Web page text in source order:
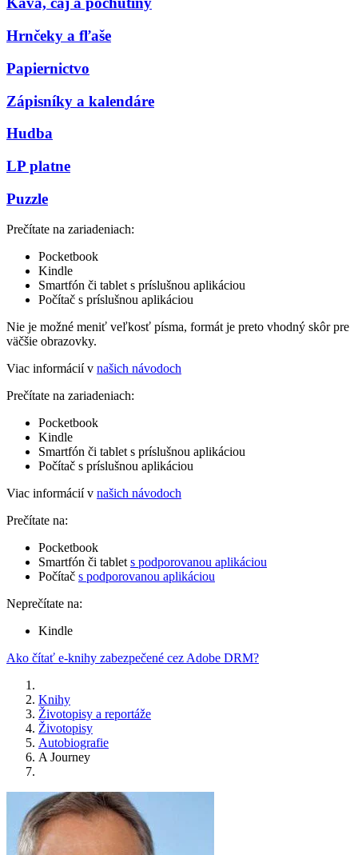
Hrnčeky a fľaše
Papiernictvo
Zápisníky a kalendáre
Hudba
LP platne
Puzzle
Prečítate na zariadeniach:
Pocketbook
Kindle
Smartfón či tablet s príslušnou aplikáciou
Počítač s príslušnou aplikáciou
Nie je možné meniť veľkosť písma, formát je preto vhodný skôr pre
väčšie obrazovky.
Viac informácií v našich návodoch
Prečítate na zariadeniach:
Pocketbook
Kindle
Smartfón či tablet s príslušnou aplikáciou
Počítač s príslušnou aplikáciou
Viac informácií v našich návodoch
Prečítate na:
Pocketbook
Smartfón či tablet s podporovanou aplikáciou
Počítač s podporovanou aplikáciou
Neprečítate na:
Kindle
Ako čítať e-knihy zabezpečené cez Adobe DRM?
Knihy
Životopisy a reportáže
Životopisy
Autobiografie
A Journey